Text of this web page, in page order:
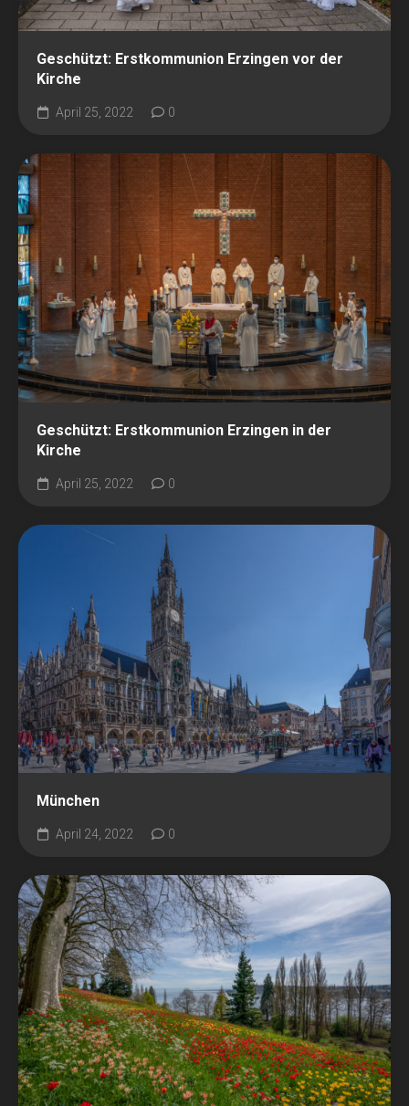
Geschützt: Erstkommunion Erzingen vor der
Kirche
April 25, 2022 0
Geschützt: Erstkommunion Erzingen in der
Kirche
April 25, 2022 0
München
April 24, 2022 0